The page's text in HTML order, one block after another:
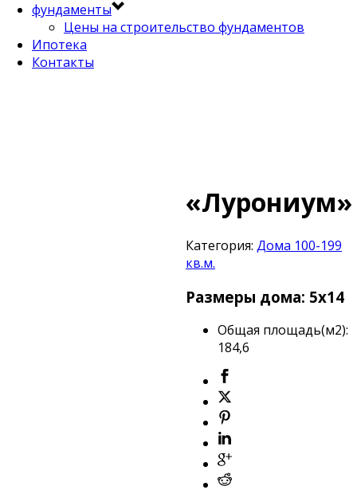
фундаменты
Цены на строительство фундаментов
Ипотека
Контакты
«Лурониум»
Категория: Дома 100-199
кв.м.
Размеры дома: 5х14
Общая площадь(м2):
184,6